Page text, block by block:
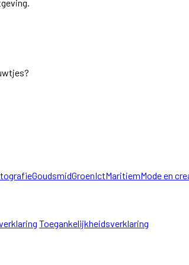
GoudsmidGroenIctMaritiemMode en
Toegankelijkheidsverklaring